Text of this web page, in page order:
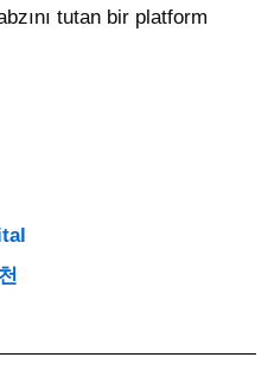
tutan bir platform